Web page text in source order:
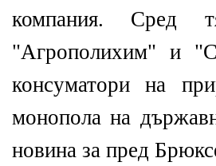
компания. Сред
"Агрополихим" и
консуматори на
монопола на
новина за пред